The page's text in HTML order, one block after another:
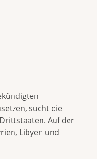
sucht die
Auf der
Libyen und